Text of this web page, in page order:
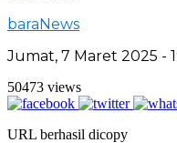
baraNews
Jumat, 7 Maret 2025 -
50473 views
URL berhasil dicopy